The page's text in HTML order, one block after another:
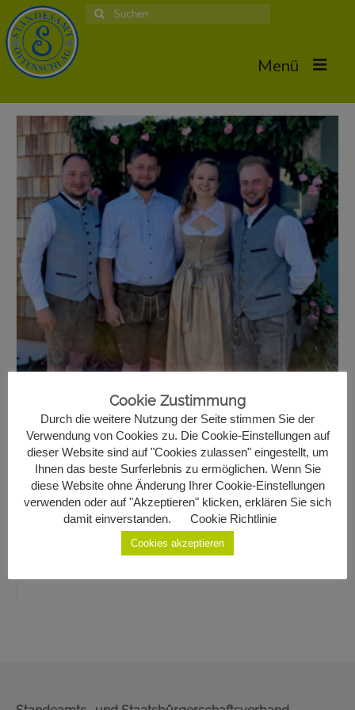
Suche
nach:
Menü
Home
Hochzeiten
Trauungstermine & Erforderliche Dokumente
Hochzeiten 2026
Hochzeiten 2025
Hochzeiten 2024
Hochzeiten 2017
Geburten
Staatsbürgerschaft
Sterbefälle
Gemeinde Ottenschlag
Kontakt
Katharina Kaswurm & Martin
Zottl
Cookie Zustimmung
Durch die weitere Nutzung der Seite stimmen Sie der
Verwendung von Cookies zu. Die Cookie-Einstellungen auf
dieser Website sind auf "Cookies zulassen" eingestellt, um
Ihnen das beste Surferlebnis zu ermöglichen. Wenn Sie
diese Website ohne Änderung Ihrer Cookie-Einstellungen
verwenden oder auf "Akzeptieren" klicken, erklären Sie sich
damit einverstanden.
Cookie Richtlinie
Cookies akzeptieren